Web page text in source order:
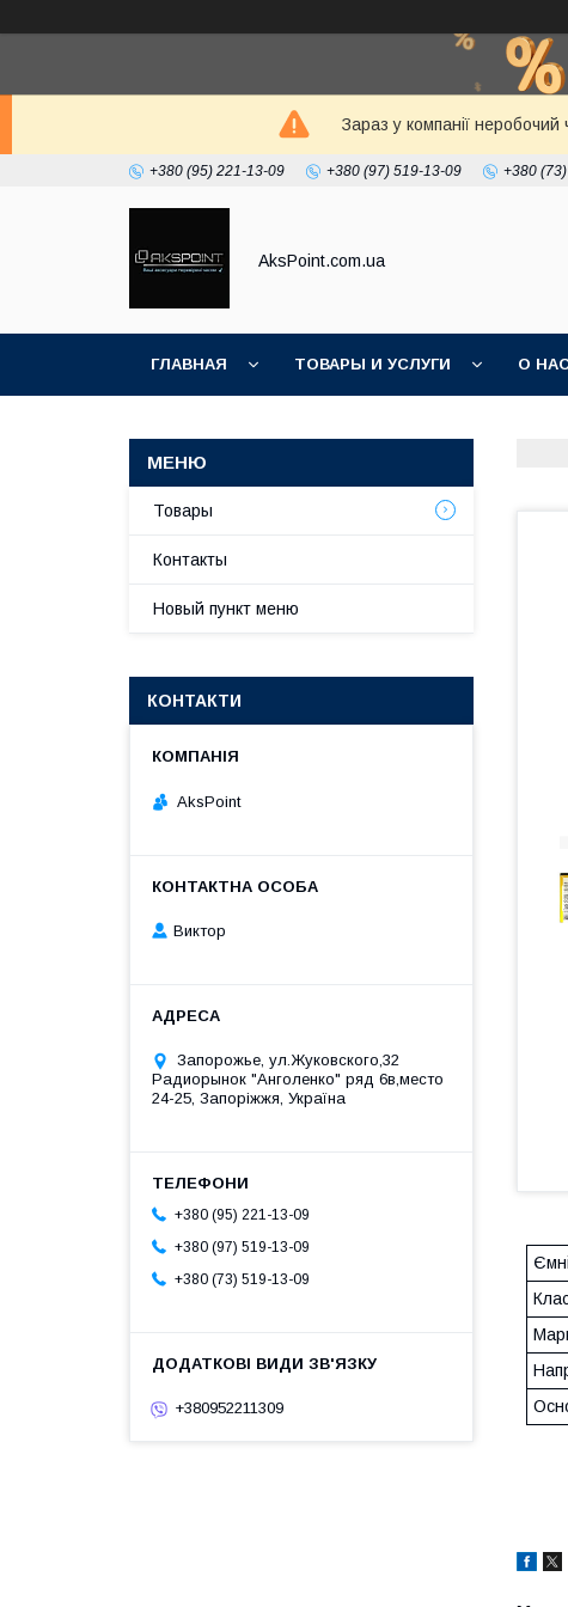
Зараз у компанії
+380 (95) 221-13-09 +380 (97) 519-13-09 +380
AksPoint.com.ua
ГЛАВНАЯ ТОВАРЫ И УСЛУГИ О
Товары
Контакты
Новый пункт меню
КОНТАКТИ
AksPoint
Виктор
Запорожье, ул.Жуковского,32
Радиорынок "Анголенко" ряд 6в,место
24-25, Запоріжжя, Україна
+380 (95) 221-13-09
+380 (97) 519-13-09
+380 (73) 519-13-09
+380952211309